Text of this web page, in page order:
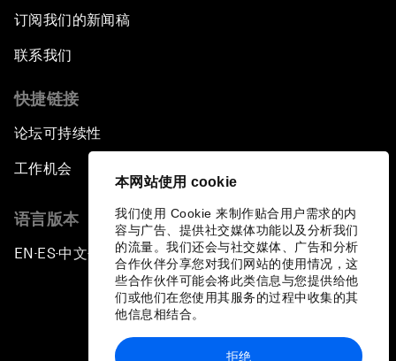
本网站使用 cookie
我们使用 Cookie 来制作贴合用户需求的内
容与广告、提供社交媒体功能以及分析我们
的流量。我们还会与社交媒体、广告和分析
合作伙伴分享您对我们网站的使用情况，这
些合作伙伴可能会将此类信息与您提供给他
们或他们在您使用其服务的过程中收集的其
他信息相结合。
拒绝
订阅我们的新闻稿
联系我们
快捷链接
论坛可持续性
工作机会
语言版本
EN ▪ES▪中文▪ 日本語